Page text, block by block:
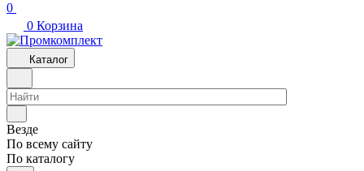
0
0 Корзина
Каталог
Везде
По всему сайту
По каталогу